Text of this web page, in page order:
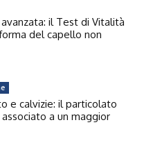
il Test di Vitalità
del capello non
e calvizie: il particolato
a un maggior